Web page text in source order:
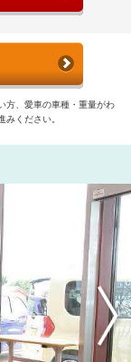
方、愛車の車種・重量がわ
ください。